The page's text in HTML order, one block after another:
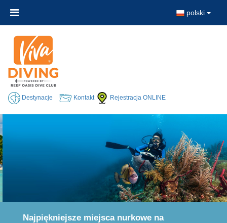
polski
Destynacje Kontakt Rejestracja ONLINE
Najpiękniejsze miejsca nurkowe na